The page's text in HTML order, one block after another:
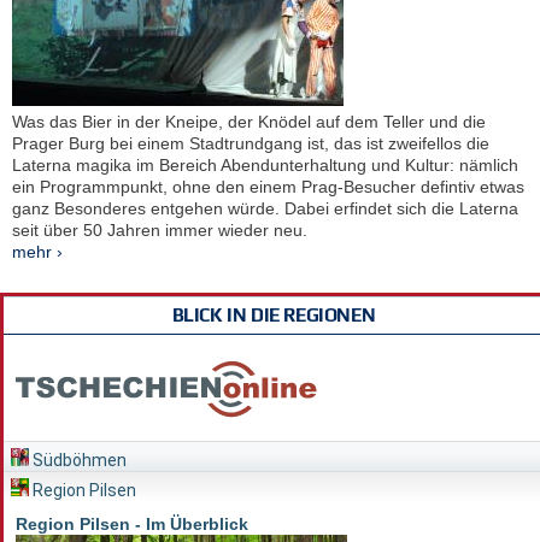
Was das Bier in der Kneipe, der Knödel auf dem Teller und die
Prager Burg bei einem Stadtrundgang ist, das ist zweifellos die
Laterna magika im Bereich Abendunterhaltung und Kultur: nämlich
ein Programmpunkt, ohne den einem Prag-Besucher defintiv etwas
ganz Besonderes entgehen würde. Dabei erfindet sich die Laterna
seit über 50 Jahren immer wieder neu.
mehr ›
BLICK IN DIE REGIONEN
Südböhmen
Region Pilsen
Region Pilsen - Im Überblick